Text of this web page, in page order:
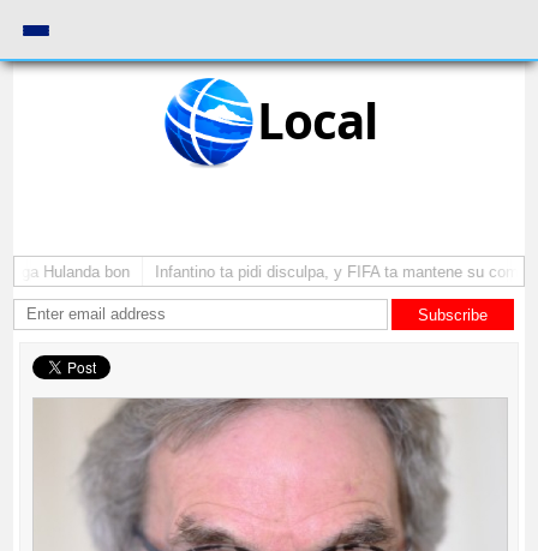
Local
Hulanda bon Infantino ta pidi disculpa, y FIFA ta mantene su como
Subscribe